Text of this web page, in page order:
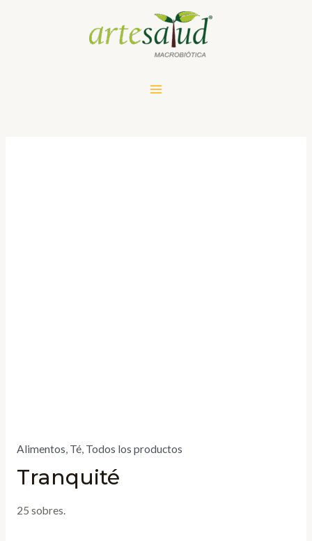
Alimentos, Té, Todos los productos
Tranquité
25 sobres.